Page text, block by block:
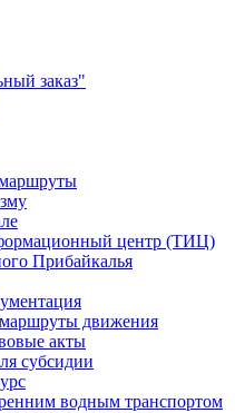
заказ"
центр (ТИЦ)
Прибайкалья
движения
акты
субсидии
водным транспортом